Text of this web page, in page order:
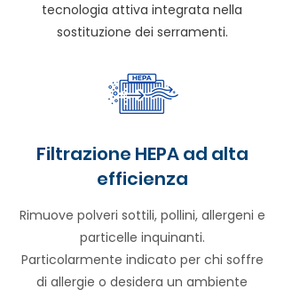
tecnologia attiva integrata nella
sostituzione dei serramenti.
Filtrazione HEPA ad alta
efficienza
Rimuove polveri sottili, pollini, allergeni e
particelle inquinanti.
Particolarmente indicato per chi soffre
di allergie o desidera un ambiente